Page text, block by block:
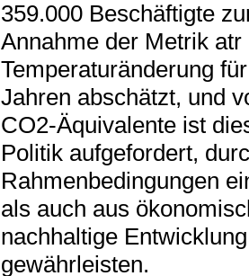
359.000 Beschäftigte
Annahme der Metrik atr
Temperaturänderung
Jahren abschätzt, und
CO2-Äquivalente ist
Politik aufgefordert,
Rahmenbedingungen
als auch aus
nachhaltige
gewährleisten.